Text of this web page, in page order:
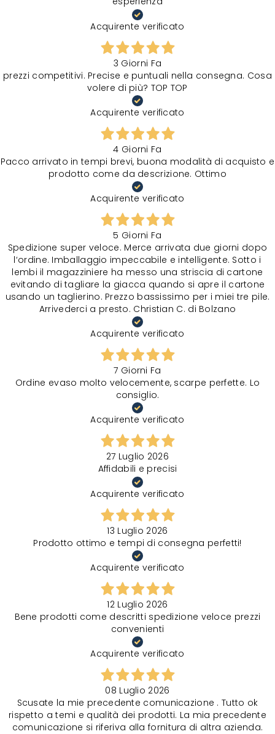
Acquirente verificato
3 Giorni Fa
prezzi competitivi. Precise e puntuali nella consegna. Cosa
volere di più? TOP TOP
Acquirente verificato
4 Giorni Fa
Pacco arrivato in tempi brevi, buona modalità di acquisto e
prodotto come da descrizione. Ottimo
Acquirente verificato
5 Giorni Fa
Spedizione super veloce. Merce arrivata due giorni dopo
l‘ordine. Imballaggio impeccabile e intelligente. Sotto i
lembi il magazziniere ha messo una striscia di cartone
evitando di tagliare la giacca quando si apre il cartone
usando un taglierino. Prezzo bassissimo per i miei tre pile.
Arrivederci a presto. Christian C. di Bolzano
Acquirente verificato
7 Giorni Fa
Ordine evaso molto velocemente, scarpe perfette. Lo
consiglio.
Acquirente verificato
27 Luglio 2026
Affidabili e precisi
Acquirente verificato
13 Luglio 2026
Prodotto ottimo e tempi di consegna perfetti!
Acquirente verificato
12 Luglio 2026
Bene prodotti come descritti spedizione veloce prezzi
convenienti
Acquirente verificato
08 Luglio 2026
Scusate la mie precedente comunicazione . Tutto ok
rispetto a temi e qualità dei prodotti. La mia precedente
comunicazione si riferiva alla fornitura di altra azienda.